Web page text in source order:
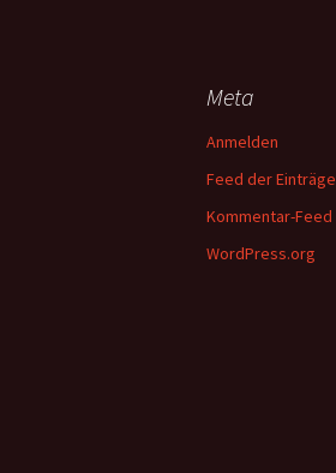
Meta
Anmelden
Feed der Einträge
Kommentar-Feed
WordPress.org